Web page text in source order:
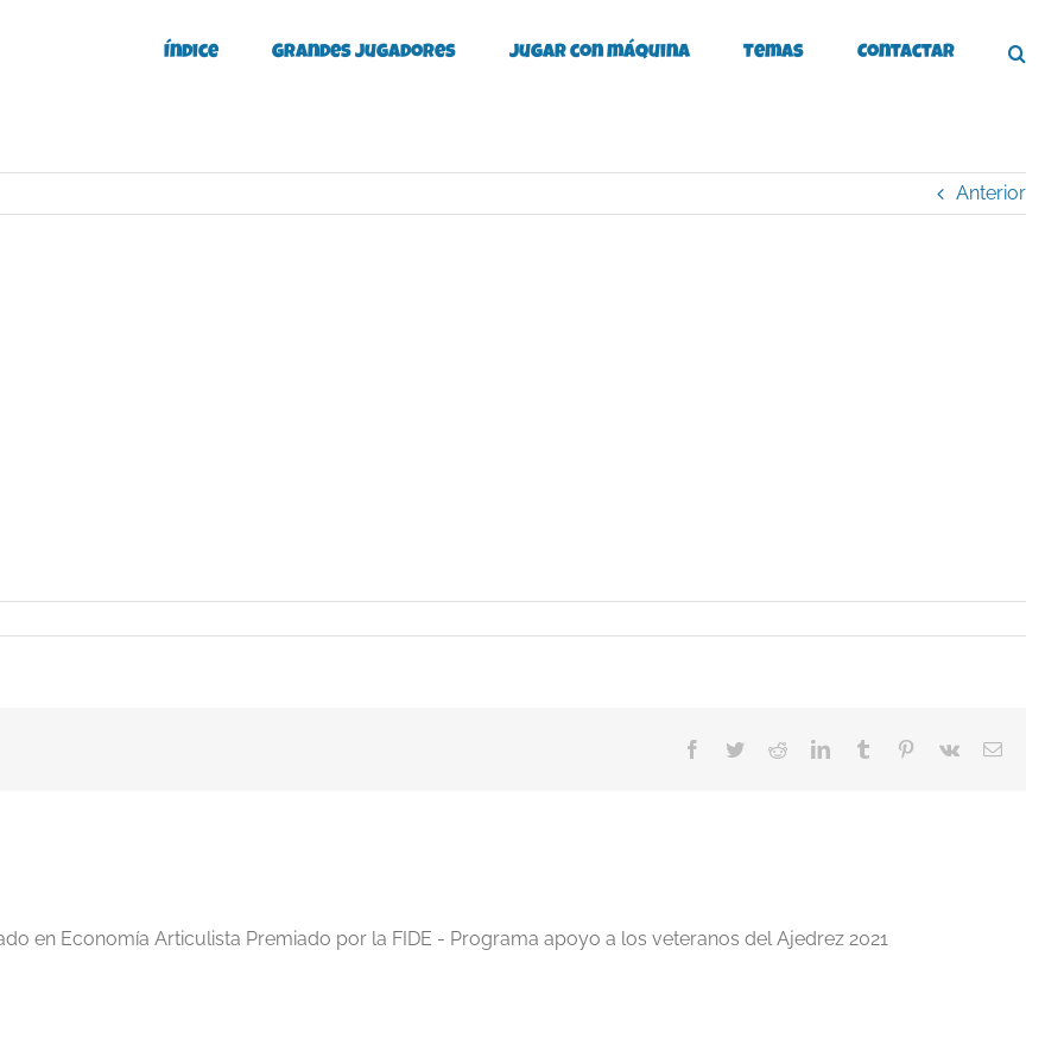
Índice Grandes Jugadores Jugar con máquina Temas Contactar
Anterior
Facebook
TwitterRedditLinkedInTumblr Pinterest
Vk
Correo
en Economía Articulista Premiado por la FIDE - Programa apoyo a los veteranos del Ajedrez 2021